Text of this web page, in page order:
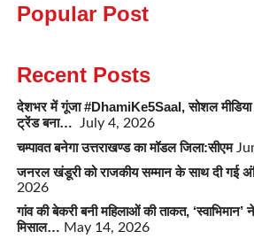
Popular Post
Recent Posts
देशभर में गूंजा #DhamiKe5Saal, सोशल मीडिया
ट्रेंड बना…
July 4, 2026
चम्पावत बनेगा उत्तराखण्ड का मॉडल जिला:सीएम
जनरल खंडूरी को राजकीय सम्मान के साथ दी गई
2026
गांव की बेकरी बनी महिलाओं की ताकत, ‘स्वाभिमान’
मिसाल… May 14, 2026